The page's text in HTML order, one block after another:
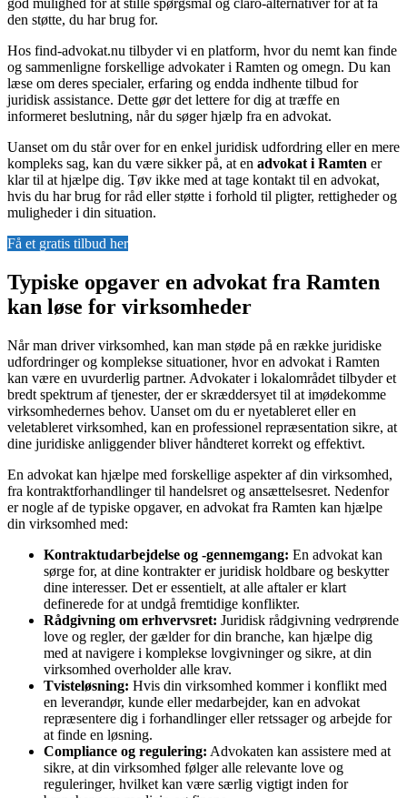
den støtte, du har brug for.
Hos find-advokat.nu tilbyder vi en platform, hvor du nemt kan finde
og sammenligne forskellige advokater i Ramten og omegn. Du kan
læse om deres specialer, erfaring og endda indhente tilbud for
juridisk assistance. Dette gør det lettere for dig at træffe en
informeret beslutning, når du søger hjælp fra en advokat.
Uanset om du står over for en enkel juridisk udfordring eller en mere
kompleks sag, kan du være sikker på, at en advokat i Ramten er
klar til at hjælpe dig. Tøv ikke med at tage kontakt til en advokat,
hvis du har brug for råd eller støtte i forhold til pligter, rettigheder og
muligheder i din situation.
Få et gratis tilbud her
Typiske opgaver en advokat fra Ramten
kan løse for virksomheder
Når man driver virksomhed, kan man støde på en række juridiske
udfordringer og komplekse situationer, hvor en advokat i Ramten
kan være en uvurderlig partner. Advokater i lokalområdet tilbyder et
bredt spektrum af tjenester, der er skræddersyet til at imødekomme
virksomhedernes behov. Uanset om du er nyetableret eller en
veletableret virksomhed, kan en professionel repræsentation sikre, at
dine juridiske anliggender bliver håndteret korrekt og effektivt.
En advokat kan hjælpe med forskellige aspekter af din virksomhed,
fra kontraktforhandlinger til handelsret og ansættelsesret. Nedenfor
er nogle af de typiske opgaver, en advokat fra Ramten kan hjælpe
din virksomhed med:
Kontraktudarbejdelse og -gennemgang: En advokat kan
sørge for, at dine kontrakter er juridisk holdbare og beskytter
dine interesser. Det er essentielt, at alle aftaler er klart
definerede for at undgå fremtidige konflikter.
Rådgivning om erhvervsret: Juridisk rådgivning vedrørende
love og regler, der gælder for din branche, kan hjælpe dig
med at navigere i komplekse lovgivninger og sikre, at din
virksomhed overholder alle krav.
Tvisteløsning: Hvis din virksomhed kommer i konflikt med
en leverandør, kunde eller medarbejder, kan en advokat
repræsentere dig i forhandlinger eller retssager og arbejde for
at finde en løsning.
Compliance og regulering: Advokaten kan assistere med at
sikre, at din virksomhed følger alle relevante love og
reguleringer, hvilket kan være særlig vigtigt inden for